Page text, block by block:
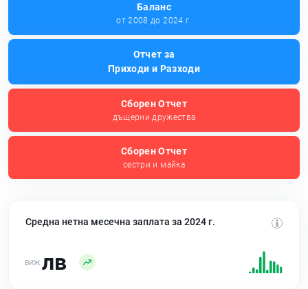
Баланс
от 2008 до 2024 г.
Отчет за
Приходи и Разходи
Сборен Отчет
дъщерни дружества
Сборен Отчет
сестри и майка
Средна нетна месечна заплата за 2024 г.
лв